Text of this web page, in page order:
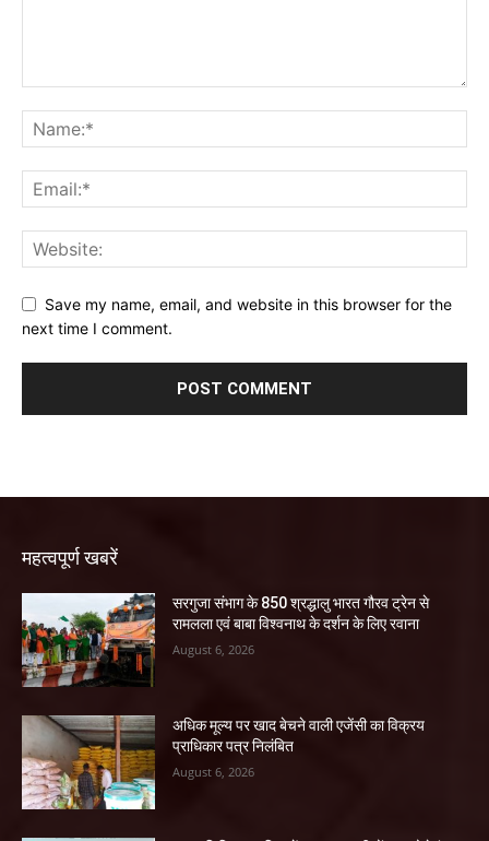
Save my name, email, and website in this browser for the
next time I comment.
महत्वपूर्ण खबरें
सरगुजा संभाग के 850 श्रद्धालु भारत गौरव ट्रेन से
रामलला एवं बाबा विश्वनाथ के दर्शन के लिए रवाना
August 6, 2026
अधिक मूल्य पर खाद बेचने वाली एजेंसी का विक्रय
प्राधिकार पत्र निलंबित
August 6, 2026